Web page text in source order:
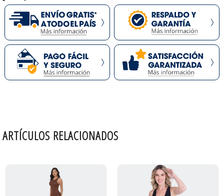
ARTÍCULOS RELACIONADOS